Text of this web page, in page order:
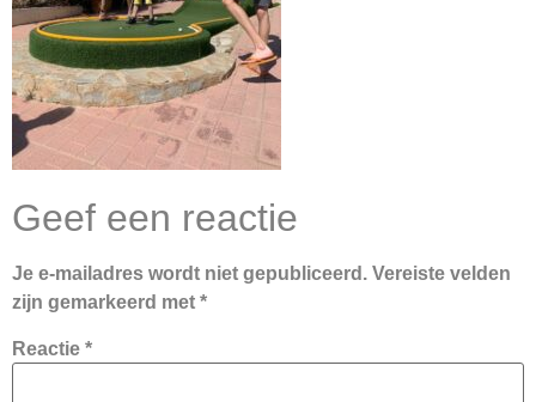
Geef een reactie
Je e-mailadres wordt niet gepubliceerd. Vereiste velden
zijn gemarkeerd met *
Reactie *